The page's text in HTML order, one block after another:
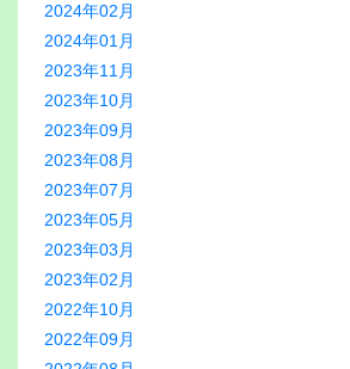
2024年02月
2024年01月
2023年11月
2023年10月
2023年09月
2023年08月
2023年07月
2023年05月
2023年03月
2023年02月
2022年10月
2022年09月